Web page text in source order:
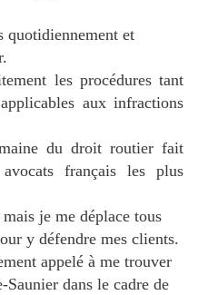
quotidiennement et
les procédures tant
aux infractions
du droit routier fait
français les plus
je me déplace tous
y défendre mes clients.
appelé à me trouver
dans le cadre de